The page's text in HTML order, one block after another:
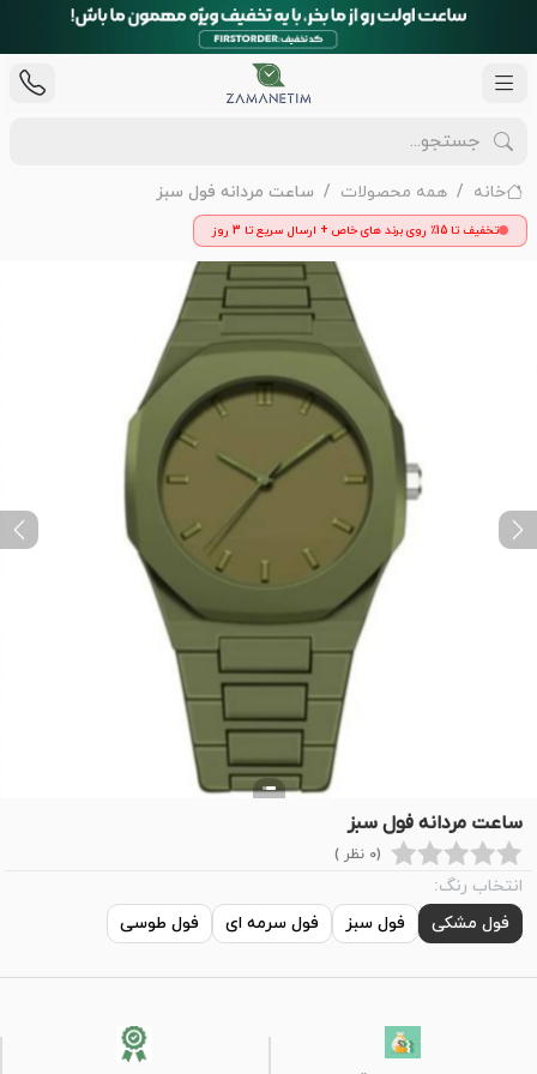
خانه همه محصولات ساعت مردانه فول سبز
تخفیف تا 15٪ روی برند های خاص + ارسال سریع تا 3 روز
Previous
ساعت مردانه فول سبز
(0 نظر )
انتخاب رنگ:
فول مشکی
فول سبز فول سرمه ای فول طوسی